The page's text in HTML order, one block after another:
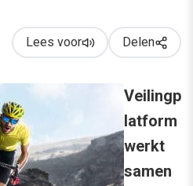
Lees voor Delen
Veilingp
latform
werkt
samen